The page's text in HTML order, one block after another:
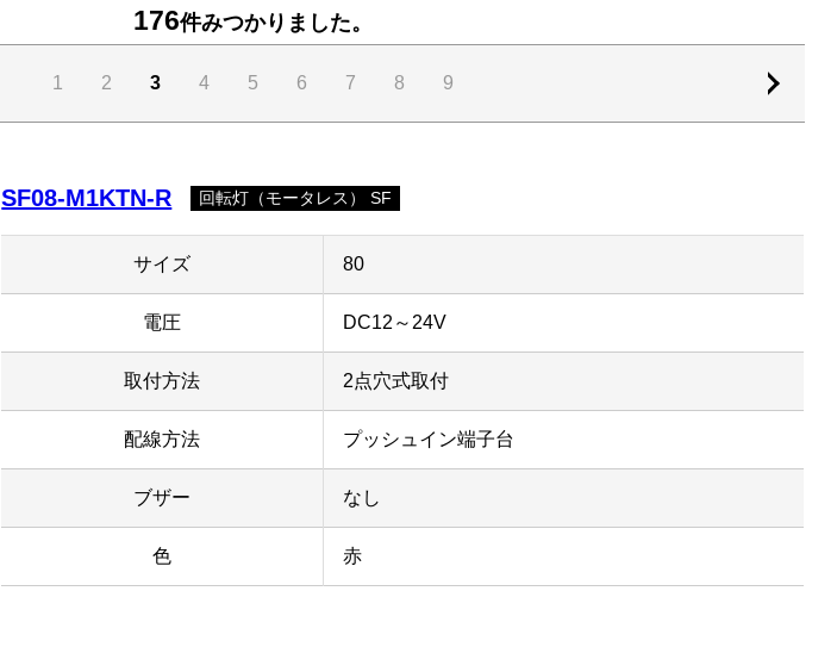
176件みつかりました。
1 2 3 4 5 6 7 8 9
SF08-M1KTN-R 回転灯（モータレス） SF
サイズ 80
電圧 DC12～24V
取付方法 2点穴式取付
配線方法 プッシュイン端子台
ブザー なし
色 赤